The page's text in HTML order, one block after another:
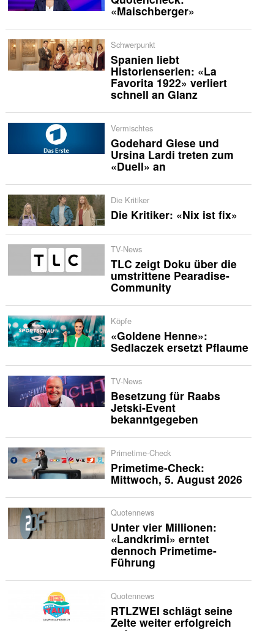
«Maischberger»
Schwerpunkt
Spanien liebt
Historienserien: «La
Favorita 1922» verliert
schnell an Glanz
Vermischtes
Godehard Giese und
Ursina Lardi treten zum
«Duell» an
Die Kritiker
Die Kritiker: «Nix ist fix»
TV-News
TLC zeigt Doku über die
umstrittene Pearadise-
Community
Köpfe
«Goldene Henne»:
Sedlaczek ersetzt Pflaume
TV-News
Besetzung für Raabs
Jetski-Event
bekanntgegeben
Primetime-Check
Primetime-Check:
Mittwoch, 5. August 2026
Quotennews
Unter vier Millionen:
«Landkrimi» erntet
dennoch Primetime-
Führung
Quotennews
RTLZWEI schlägt seine
Zelte weiter erfolgreich